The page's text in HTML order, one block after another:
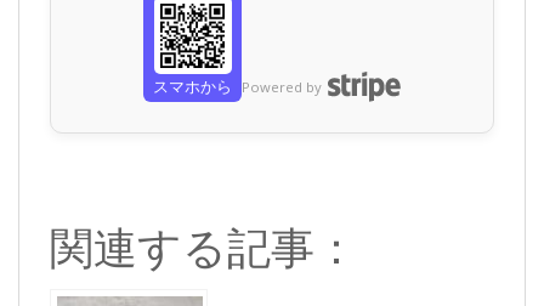
スマホから Powered by
関連する記事：